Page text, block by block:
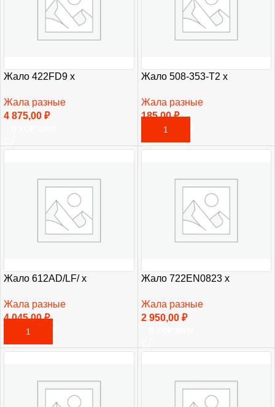
Жало 422FD9 х
Жала разные
4 875,00 ₽
Жало 508-353-T2 х
Жала разные
185,00₽
В КОРЗИНУ
Жало 612AD/LF/ х
Жала разные
4 045,00₽
В КОРЗИНУ
Жало 722EN0823 х
Жала разные
2 950,00 ₽